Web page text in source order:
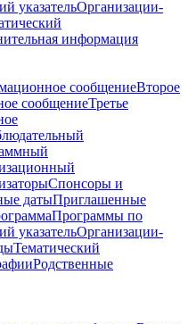
указательОрганизации-
информация
сообщениеВторое
сообщениеТретье
Спонсоры и
датыПриглашенные
Программы по
указательОрганизации-
Тематический
Родственные